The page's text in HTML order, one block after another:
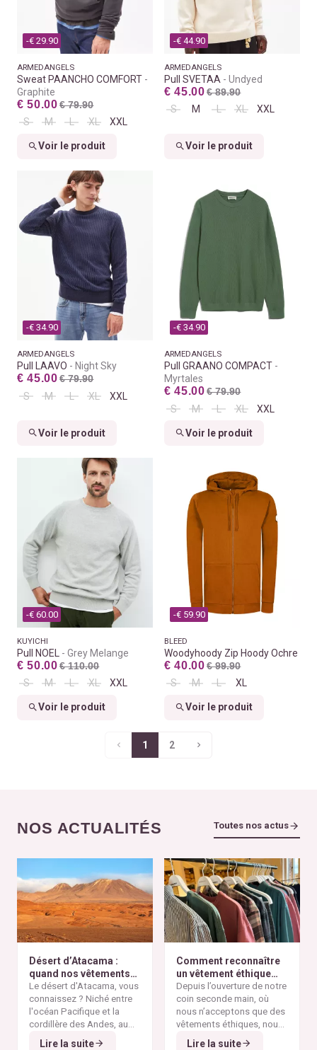
-€ 29.90
ARMEDANGELS
Sweat PAANCHO COMFORT
Graphite
€ 50.00 € 79.90
S
M L XL XXL
Voir le produit
-€ 44.90
ARMEDANGELS
Pull SVETAA Undyed
€ 45.00 € 89.90
S
M L XL XXL
Voir le produit
-€ 34.90
ARMEDANGELS
Pull LAAVO Night Sky
€ 45.00 € 79.90
S
M L XL XXL
Voir le produit
-€ 34.90
ARMEDANGELS
Pull GRAANO COMPACT
Myrtales
€ 45.00 € 79.90
S
M L XL XXL
Voir le produit
-€ 60.00
KUYICHI
Pull NOEL Grey Melange
€ 50.00 € 110.00
S
M L XL XXL
Voir le produit
-€ 59.90
BLEED
Woodyhoody Zip Hoody Ochre
€ 40.00 € 99.90
S
M L XL
Voir le produit
1 2
NOS ACTUALITÉS Toutes nos actus
Désert d’Atacama :
quand nos vêtements
finissent à l’autre bout
du monde
Le désert d'Atacama, vous
connaissez ? Niché entre
l'océan Pacifique et la
cordillère des Andes, au
nord du Chili, il est
Alors pourquoi parler du
Lire la suite
Comment reconnaître
un vêtement éthique
selon nos critères ?
Depuis l’ouverture de notre
coin seconde main, où
nous n’acceptons que des
vêtements éthiques, nous
avons remarqué qu’il n’est
Lire la suite